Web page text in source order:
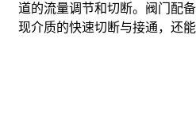
道的流量调节和切断。阀门配
现介质的快速切断与接通，还